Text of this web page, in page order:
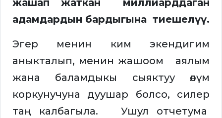
жашап жаткан миллиарддаган
адамдардын бардыгына тиешелүү.
Эгер менин ким экендигим
аныкталып, менин жашоом аялым
жана баламдыкы сыяктуу өлүм
коркунучуна дуушар болсо, силер
таң калбагыла. Ушул отчетума